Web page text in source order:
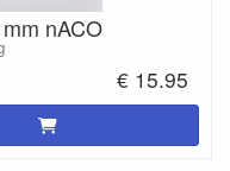
nACO
€ 15.95